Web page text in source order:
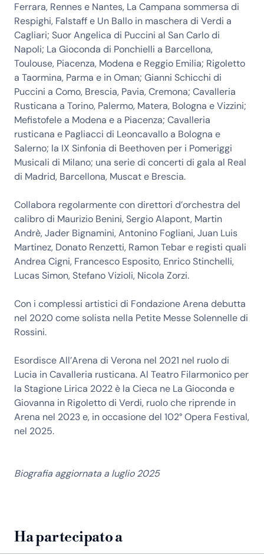
Ferrara, Rennes e Nantes, La Campana sommersa di
Respighi, Falstaff e Un Ballo in maschera di Verdi a
Cagliari; Suor Angelica di Puccini al San Carlo di
Napoli; La Gioconda di Ponchielli a Barcellona,
Toulouse, Piacenza, Modena e Reggio Emilia; Rigoletto
a Taormina, Parma e in Oman; Gianni Schicchi di
Puccini a Como, Brescia, Pavia, Cremona; Cavalleria
Rusticana a Torino, Palermo, Matera, Bologna e Vizzini;
Mefistofele a Modena e a Piacenza; Cavalleria
rusticana e Pagliacci di Leoncavallo a Bologna e
Salerno; la IX Sinfonia di Beethoven per i Pomeriggi
Musicali di Milano; una serie di concerti di gala al Real
di Madrid, Barcellona, Muscat e Brescia.
Collabora regolarmente con direttori d’orchestra del
calibro di Maurizio Benini, Sergio Alapont, Martin
Andrè, Jader Bignamini, Antonino Fogliani, Juan Luis
Martinez, Donato Renzetti, Ramon Tebar e registi quali
Andrea Cigni, Francesco Esposito, Enrico Stinchelli,
Lucas Simon, Stefano Vizioli, Nicola Zorzi.
Con i complessi artistici di Fondazione Arena debutta
nel 2020 come solista nella Petite Messe Solennelle di
Rossini.
Esordisce All’Arena di Verona nel 2021 nel ruolo di
Lucia in Cavalleria rusticana. Al Teatro Filarmonico per
la Stagione Lirica 2022 è la Cieca ne La Gioconda e
Giovanna in Rigoletto di Verdi, ruolo che riprende in
Arena nel 2023 e, in occasione del 102° Opera Festival,
nel 2025.
Biografia aggiornata a luglio 2025
Ha partecipato a